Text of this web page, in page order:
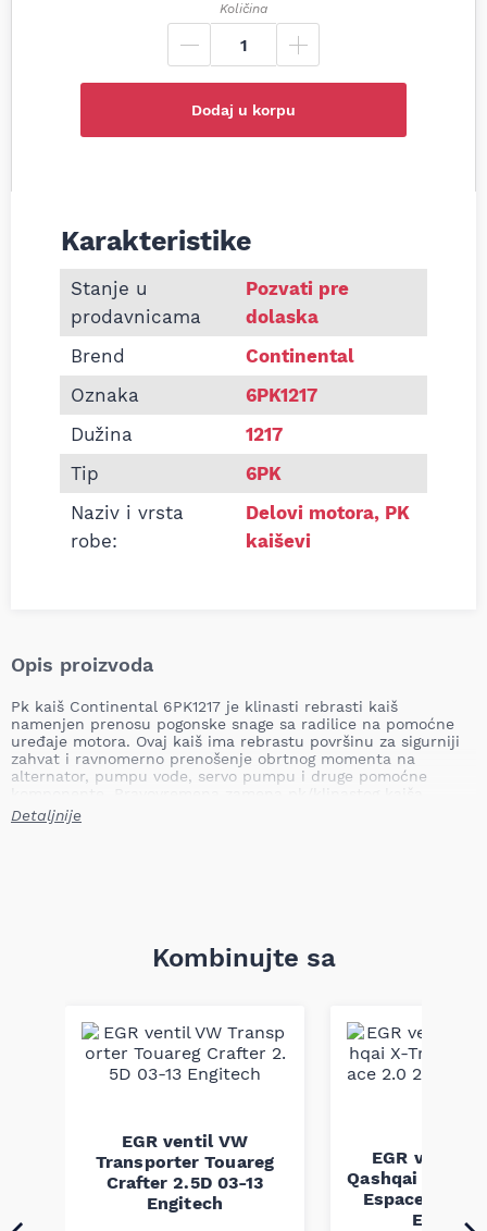
Količina
Dodaj u korpu
Informacije o Pk kaiš Continental 6PK1217
Karakteristike
Stanje u
prodavnicama
Pozvati pre
dolaska
Brend
Continental
Oznaka
6PK1217
Dužina
1217
Tip
6PK
Naziv i vrsta
robe:
Delovi motora, PK
kaiševi
Opis proizvoda
Pk kaiš Continental 6PK1217 je klinasti rebrasti kaiš
namenjen prenosu pogonske snage sa radilice na pomoćne
uređaje motora. Ovaj kaiš ima rebrastu površinu za sigurniji
zahvat i ravnomerno prenošenje obrtnog momenta na
alternator, pumpu vode, servo pumpu i druge pomoćne
sprečava proklizavanje, pregrevanje pomoćnih komponenti,
gubitak punjenja akumulatora i potencijalno zaustavljanje
Continental je prepoznatljiv proizvođač automobilskih
pogonskih komponenti poznat po visokim performansama i
standardima.
Detaljnije
Kombinujte sa
EGR ventil VW
Transporter Touareg
Crafter 2.5D 03-13
Engitech
EGR ventil
Qashqai X-Trail
Espace 2.0
Engitech